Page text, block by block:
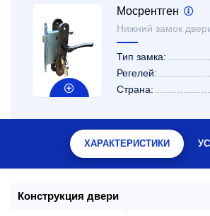
Мосрентген
Нижний замок
Тип замка:
Регелей:
Страна:
ХАРАКТЕРИСТИКИ
Конструкция двери